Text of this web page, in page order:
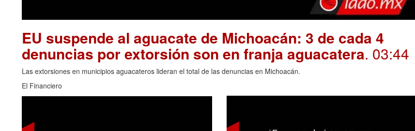
EU suspende al aguacate de Michoacán: 3 de cada 4
denuncias por extorsión son en franja aguacatera. 03:44
Las extorsiones en municipios aguacateros lideran el total de las denuncias en Michoacán.
El Financiero